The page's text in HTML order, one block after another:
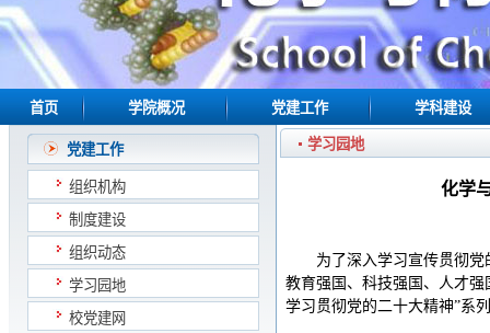
首页 学院概况 党建工作 学科建设
党建工作
组织机构
制度建设
组织动态
学习园地
校党建网
学习园地
化学
为了深入学习宣传贯彻
教育强国、科技强国、人才强
学习贯彻党的二十大精神”系